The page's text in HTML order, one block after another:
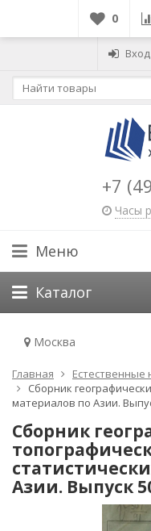
0
Вход
+7
Часы
Меню
Каталог
Москва
Главная Естественные
Сборник
материалов по Азии.
Сборник
Азии. Выпуск